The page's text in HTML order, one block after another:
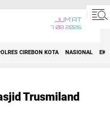
JUM'AT
7 08 2026
CIREBON KOTA NASIONAL
Trusmiland